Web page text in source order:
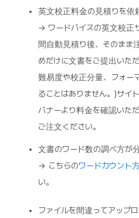
英文校正料金の見積りを依
→ ワードバイスの英文校正
間自動見積り後、そのまま
めだけに文書をご提出いた
難易度や校正分量、フォー
ることはありません。)サイ
バナーより料金を確認いた
ご注文ください。
文書のワード数の調べ方が分
→ こちらのワードカウント
い。
ファイルを間違ってアップ